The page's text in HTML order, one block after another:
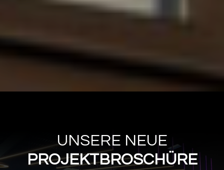
UNSERE NEUE
PROJEKTBROSCHÜRE